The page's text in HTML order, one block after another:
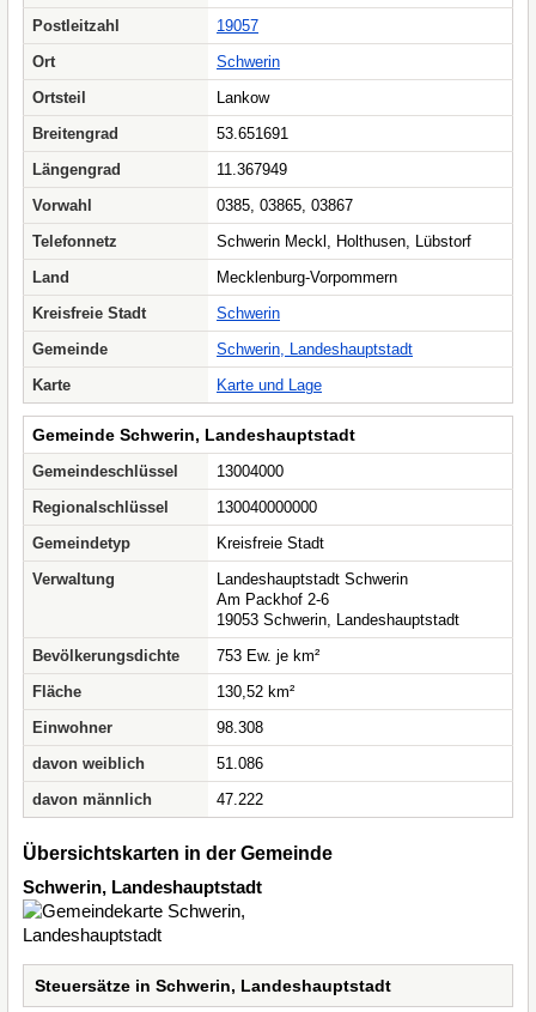
Postleitzahl
19057
Ort
Schwerin
Ortsteil
Lankow
Breitengrad
53.651691
Längengrad
11.367949
Vorwahl
0385, 03865, 03867
Telefonnetz
Schwerin Meckl, Holthusen, Lübstorf
Land
Mecklenburg-Vorpommern
Kreisfreie Stadt
Schwerin
Gemeinde
Schwerin, Landeshauptstadt
Karte
Karte und Lage
Gemeinde Schwerin, Landeshauptstadt
Gemeindeschlüssel
13004000
Regionalschlüssel
130040000000
Gemeindetyp
Kreisfreie Stadt
Verwaltung
Landeshauptstadt Schwerin
Am Packhof 2-6
19053 Schwerin, Landeshauptstadt
Bevölkerungsdichte
753 Ew. je km²
Fläche
130,52 km²
Einwohner
98.308
davon weiblich
51.086
davon männlich
47.222
Übersichtskarten in der Gemeinde
Schwerin, Landeshauptstadt
Steuersätze in Schwerin, Landeshauptstadt